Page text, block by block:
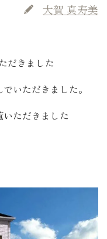
大賀 真寿美
だきました
いただきました。
ただきました